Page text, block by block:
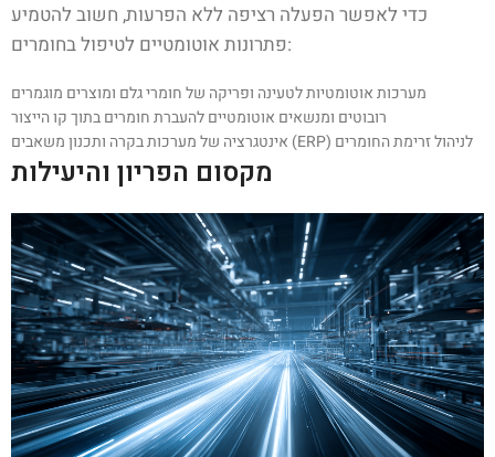
כדי לאפשר הפעלה רציפה ללא הפרעות, חשוב להטמיע
פתרונות אוטומטיים לטיפול בחומרים:
מערכות אוטומטיות לטעינה ופריקה של חומרי גלם ומוצרים מוגמרים
רובוטים ומנשאים אוטומטיים להעברת חומרים בתוך קו הייצור
אינטגרציה של מערכות בקרה ותכנון משאבים (ERP) לניהול זרימת החומרים
מקסום הפריון והיעילות